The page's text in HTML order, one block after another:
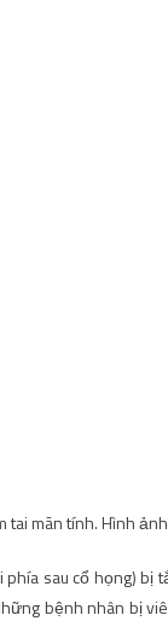
tai mãn tính. Hình
sau cổ họng) bị
bệnh nhân bị